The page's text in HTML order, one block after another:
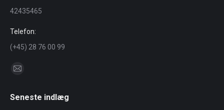
42435465
Telefon:
(+45) 28 76 00 99
Find us on:
opens
Seneste indlæg